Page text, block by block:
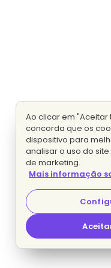
Ao clicar em
concorda que os
dispositivo para
analisar o uso do
de marketing.
Mais informação